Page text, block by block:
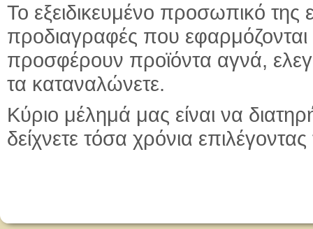
Το εξειδικευμένο προσωπικό της
προδιαγραφές που
προσφέρουν προϊόντα αγνά,
τα καταναλώνετε.
Κύριο μέλημά μας είναι να
δείχνετε τόσα χρόνια